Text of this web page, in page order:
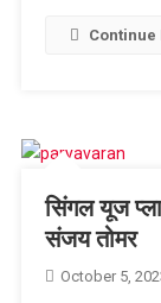
Continue
सिंगल यूज
संजय तोमर
October 5,